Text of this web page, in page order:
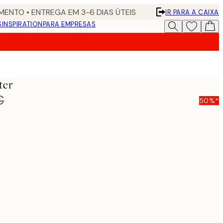
• ENTREGA EM 3-6 DIAS ÚTEIS
IR PARA A CAIXA
INSPIRATIONPARA EMPRESAS
50%*